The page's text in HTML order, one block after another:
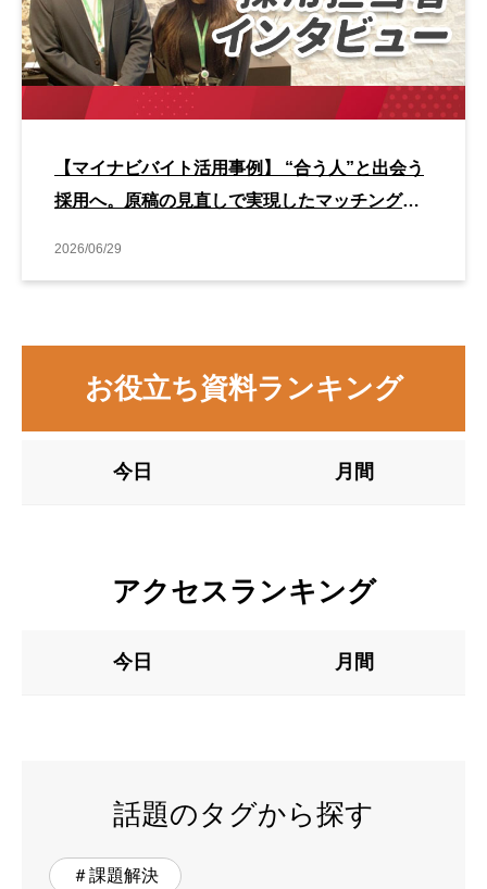
【マイナビバイト活用事例】 “合う人”と出会う
採用へ。原稿の見直しで実現したマッチング改
2026/06/29
お役立ち資料ランキング
今日 月間
アクセスランキング
今日 月間
話題のタグから探す
＃課題解決